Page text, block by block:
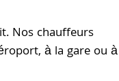
Nos chauffeurs
à la gare ou à